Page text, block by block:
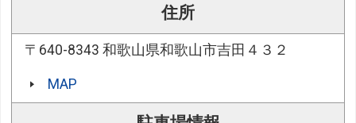
住所
〒640-8343 和歌山県和歌山市吉田４３２
MAP